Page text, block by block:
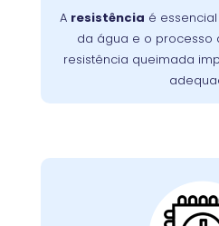
A resistência é
da água e o processo
resistência queimada
incluem ciclos de
roupas que
. É essencial
substituir a
restaurar o
garantir uma
Placa